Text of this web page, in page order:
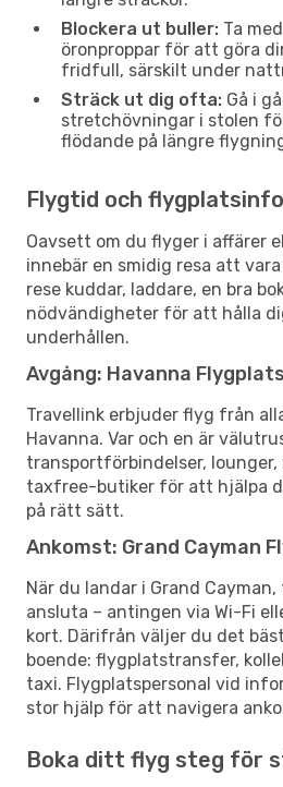
Blockera ut buller: Ta
öronproppar för att göra
fridfull, särskilt under
Sträck ut dig ofta: Gå i
stretchövningar i stolen
flödande på längre
Flygtid och
Oavsett om du flyger i affärer
innebär en smidig resa att
rese kuddar, laddare, en bra
nödvändigheter för att hålla
underhållen.
Avgång: Havanna
Travellink erbjuder flyg från
Havanna. Var och en är
transportförbindelser,
taxfree-butiker för att hjälpa
på rätt sätt.
Ankomst: Grand Cayman
När du landar i Grand
ansluta – antingen via Wi-Fi
kort. Därifrån väljer du det
boende: flygplatstransfer,
taxi. Flygplatspersonal vid
stor hjälp för att navigera
Boka ditt flyg steg för